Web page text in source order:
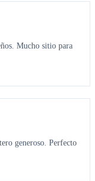
Mucho sitio para
generoso. Perfecto